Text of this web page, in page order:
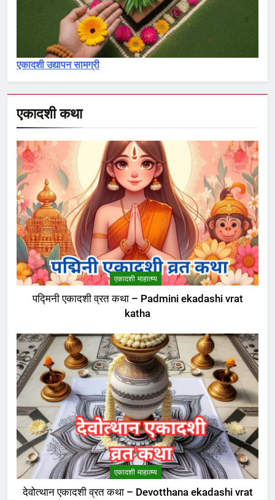
रमा एकादशी व्रत कथा – Rama
ekadashi vrat katha
एकादशी माहात्म्य
5
6
इंदिरा एकादशी व्रत कथा – Indira
ekadashi vrat katha in hindi
एकादशी माहात्म्य
7
जयंती एकादशी व्रत कथा – Jayanti
ekadashi vrat katha in hindi
एकादशी माहात्म्य
अजा एकादशी व्रत कथा – aja
ekadashi katha in hindi
एकादशी माहात्म्य
एकादशी उद्यापन सामग्री
एकादशी कथा
एकादशी माहात्म्य
पद्मिनी एकादशी व्रत कथा – Padmini ekadashi vrat
katha
एकादशी माहात्म्य
देवोत्थान एकादशी व्रत कथा – Devotthana ekadashi vrat